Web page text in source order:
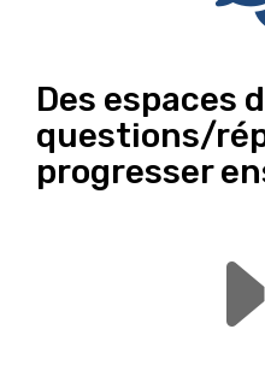
Des espaces
questions/
progresser